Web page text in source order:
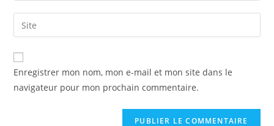
Enregistrer mon nom, mon e-mail et mon site dans le
navigateur pour mon prochain commentaire.